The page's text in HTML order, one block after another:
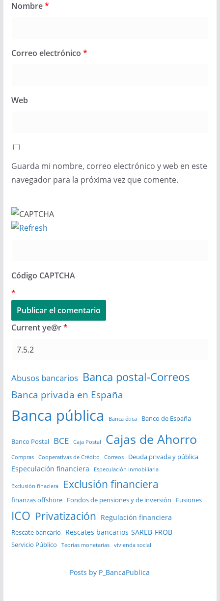
Nombre*
Correo electrónico *
Web
Guarda mi nombre, correo electrónico y web en este
navegador para la próxima vez que comente.
Código CAPTCHA
*
Current ye@r*
Abusos bancarios Banca postal-Correos
Banca privada en España
Banca pública Banca ética Banco de España
Banco Postal BCE Caja Postal Cajas de Ahorro
Compras Cooperativas de Crédito Correos Deuda privada y pública
Especulación financiera Especulación inmobiliaria
Exclusión finaciera Exclusión financiera
finanzas offshore Fondos de pensiones y de inversión Fusiones
ICO Privatización Regulación financiera
Rescate bancario Rescates bancarios-SAREB-FROB
Servicio Público Teorias monetarias vivienda social
Posts by P_BancaPublica